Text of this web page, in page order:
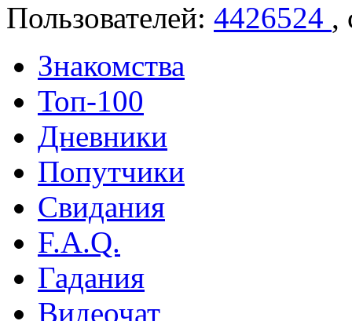
Пользователей: 4426524 ,
Знакомства
Топ-100
Дневники
Попутчики
Свидания
F.A.Q.
Гадания
Видеочат